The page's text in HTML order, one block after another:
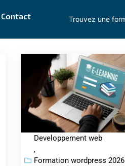
Contact
Developpement web
,
Formation wordpress 2026